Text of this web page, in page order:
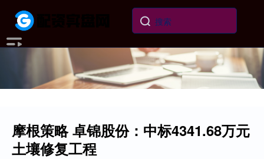
摩根策略 卓锦股份：中标4341.68万元
土壤修复工程